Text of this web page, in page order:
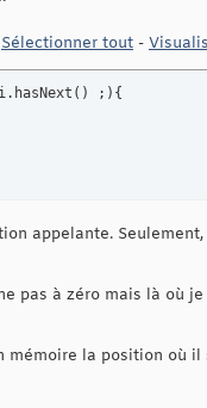
Sélectionner tout -
( ) ; ) {
appelante.
pas à zéro mais là où
la position où